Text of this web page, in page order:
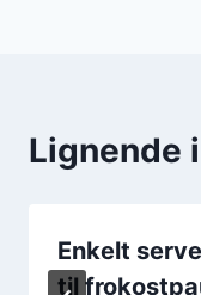
Lignende
Enkelt
til